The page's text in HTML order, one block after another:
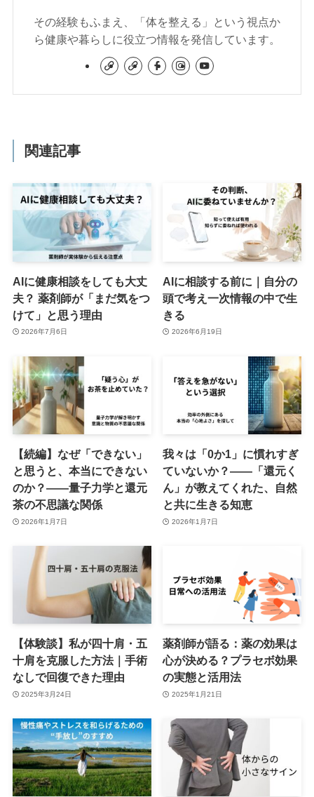
その経験もふまえ、「体を整える」という視点か
ら健康や暮らしに役立つ情報を発信しています。
関連記事
AIに健康相談をしても大丈
夫？ 薬剤師が「まだ気をつ
けて」と思う理由
2026年7月6日
AIに相談する前に｜自分の
頭で考え一次情報の中で生
きる
2026年6月19日
【続編】なぜ「できない」
と思うと、本当にできない
のか？――量子力学と還元
茶の不思議な関係
2026年1月7日
我々は「0か1」に慣れすぎ
ていないか？――「還元く
ん」が教えてくれた、自然
と共に生きる知恵
2026年1月7日
【体験談】私が四十肩・五
十肩を克服した方法｜手術
なしで回復できた理由
2025年3月24日
薬剤師が語る：薬の効果は
心が決める？プラセボ効果
の実態と活用法
2025年1月21日